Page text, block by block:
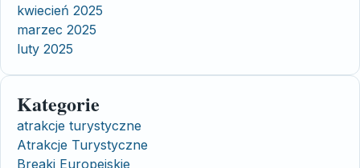
kwiecień 2025
marzec 2025
luty 2025
Kategorie
atrakcje turystyczne
Atrakcje Turystyczne
Breaki Europejskie